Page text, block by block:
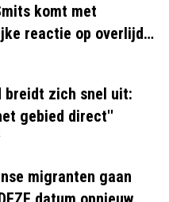
komt met
reactie op overlijden
breidt zich snel uit:
gebied direct''
migranten gaan